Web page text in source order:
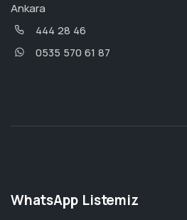
Ankara
444 28 46
0535 570 61 87
WhatsApp Listemiz